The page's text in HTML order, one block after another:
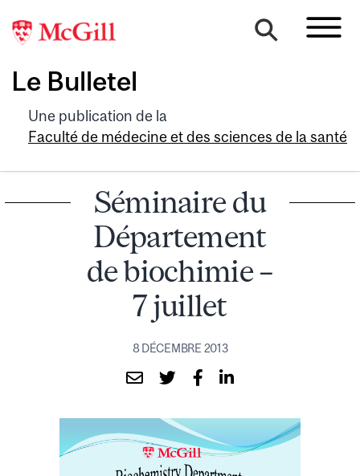
Le Bulletel
Une publication de la
Faculté de médecine et des sciences de la santé
Séminaire du
Département
de biochimie –
7 juillet
8 DÉCEMBRE 2013